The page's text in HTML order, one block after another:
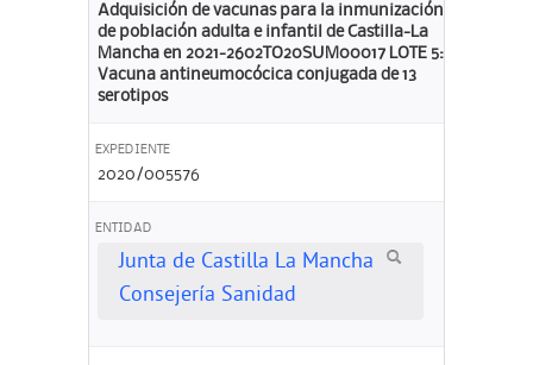
Adquisición de vacunas para la inmunización
de población adulta e infantil de Castilla-La
Mancha en 2021-2602TO20SUM00017 LOTE 5:
Vacuna antineumocócica conjugada de 13
serotipos
EXPEDIENTE
2020/005576
ENTIDAD
Junta de Castilla La Mancha
Consejería Sanidad